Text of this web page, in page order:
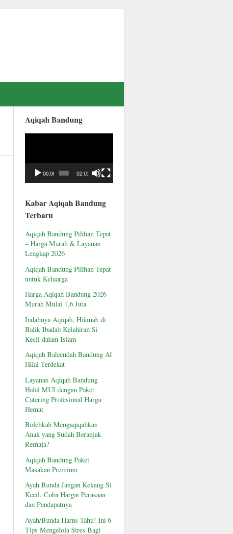
Aqiqah Bandung
00:00 02:01
Kabar Aqiqah Bandung
Terbaru
Aqiqah Bandung Pilihan Tepat
– Harga Murah & Layanan
Lengkap 2026
Aqiqah Bandung Pilihan Tepat
untuk Keluarga
Harga Aqiqah Bandung 2026
Murah Mulai 1,6 Juta
Indahnya Aqiqah, Hikmah di
Balik Ibadah Kelahiran Si
Kecil dalam Islam
Aqiqah Baleendah Bandung Al
Hilal Terdekat
Layanan Aqiqah Bandung
Halal MUI dengan Paket
Catering Profesional Harga
Hemat
Bolehkah Mengaqiqahkan
Anak yang Sudah Beranjak
Remaja?
Aqiqah Bandung Paket
Masakan Premium
Ayah Bunda Jangan Kekang Si
Kecil, Coba Hargai Perasaan
dan Pendapatnya
Ayah/Bunda Harus Tahu! Ini 6
Tips Mengelola Stres Bagi